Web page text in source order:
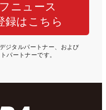
ニュース
録はこちら
ジタルパートナー、および
パートナーです。